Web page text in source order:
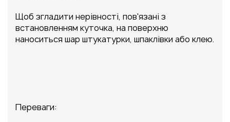
Щоб згладити нерівності, пов'язані з
встановленням куточка, на поверхню
наноситься шар штукатурки, шпаклівки або клею.
Переваги: